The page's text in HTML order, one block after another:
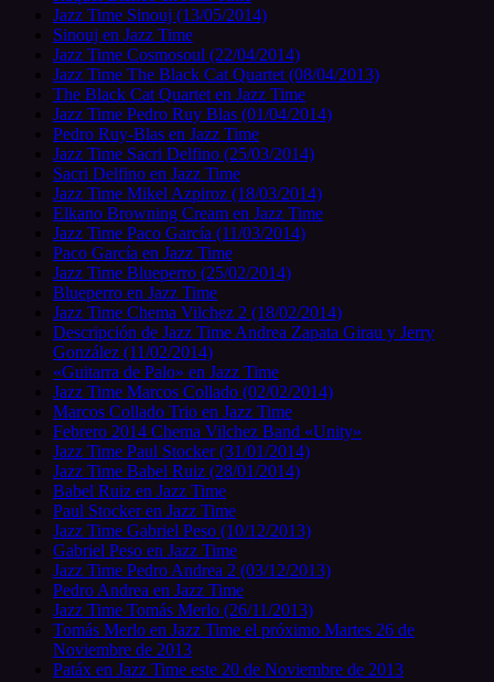
Jazz Time Sinouj (13/05/2014)
Sinouj en Jazz Time
Jazz Time Cosmosoul (22/04/2014)
Jazz Time The Black Cat Quartet (08/04/2013)
The Black Cat Quartet en Jazz Time
Jazz Time Pedro Ruy Blas (01/04/2014)
Pedro Ruy-Blas en Jazz Time
Jazz Time Sacri Delfino (25/03/2014)
Sacri Delfino en Jazz Time
Jazz Time Mikel Azpiroz (18/03/2014)
Elkano Browning Cream en Jazz Time
Jazz Time Paco García (11/03/2014)
Paco García en Jazz Time
Jazz Time Blueperro (25/02/2014)
Blueperro en Jazz Time
Jazz Time Chema Vilchez 2 (18/02/2014)
Descripción de Jazz Time Andrea Zapata Girau y Jerry
González (11/02/2014)
«Guitarra de Palo» en Jazz Time
Jazz Time Marcos Collado (02/02/2014)
Marcos Collado Trio en Jazz Time
Febrero 2014 Chema Vilchez Band «Unity»
Jazz Time Paul Stocker (31/01/2014)
Jazz Time Babel Ruiz (28/01/2014)
Babel Ruiz en Jazz Time
Paul Stocker en Jazz Time
Jazz Time Gabriel Peso (10/12/2013)
Gabriel Peso en Jazz Time
Jazz Time Pedro Andrea 2 (03/12/2013)
Pedro Andrea en Jazz Time
Jazz Time Tomás Merlo (26/11/2013)
Tomás Merlo en Jazz Time el próximo Martes 26 de
Noviembre de 2013
Patáx en Jazz Time este 20 de Noviembre de 2013